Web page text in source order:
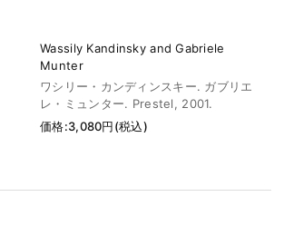
Wassily Kandinsky and Gabriele
Munter
ワシリー・カンディンスキー. ガブリエ
レ・ミュンター. Prestel, 2001.
価格:3,080円(税込)